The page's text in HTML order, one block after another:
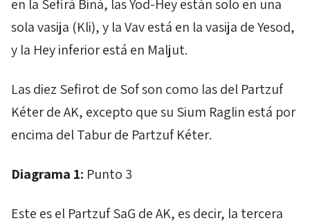
en la Sefirá Biná, lasYod-Heyestán solo en una
sola vasija (Kli), y laVavestá en la vasija deYesod,
y la Heyinferior está en Maljut.
Las diez Sefirotde Sofson como las del Partzuf
KéterdeAK, excepto que su Sium Raglin está por
encima delTaburde Partzuf Kéter.
Diagrama 1: Punto 3
Este es el PartzufSaG deAK, es decir, la tercera